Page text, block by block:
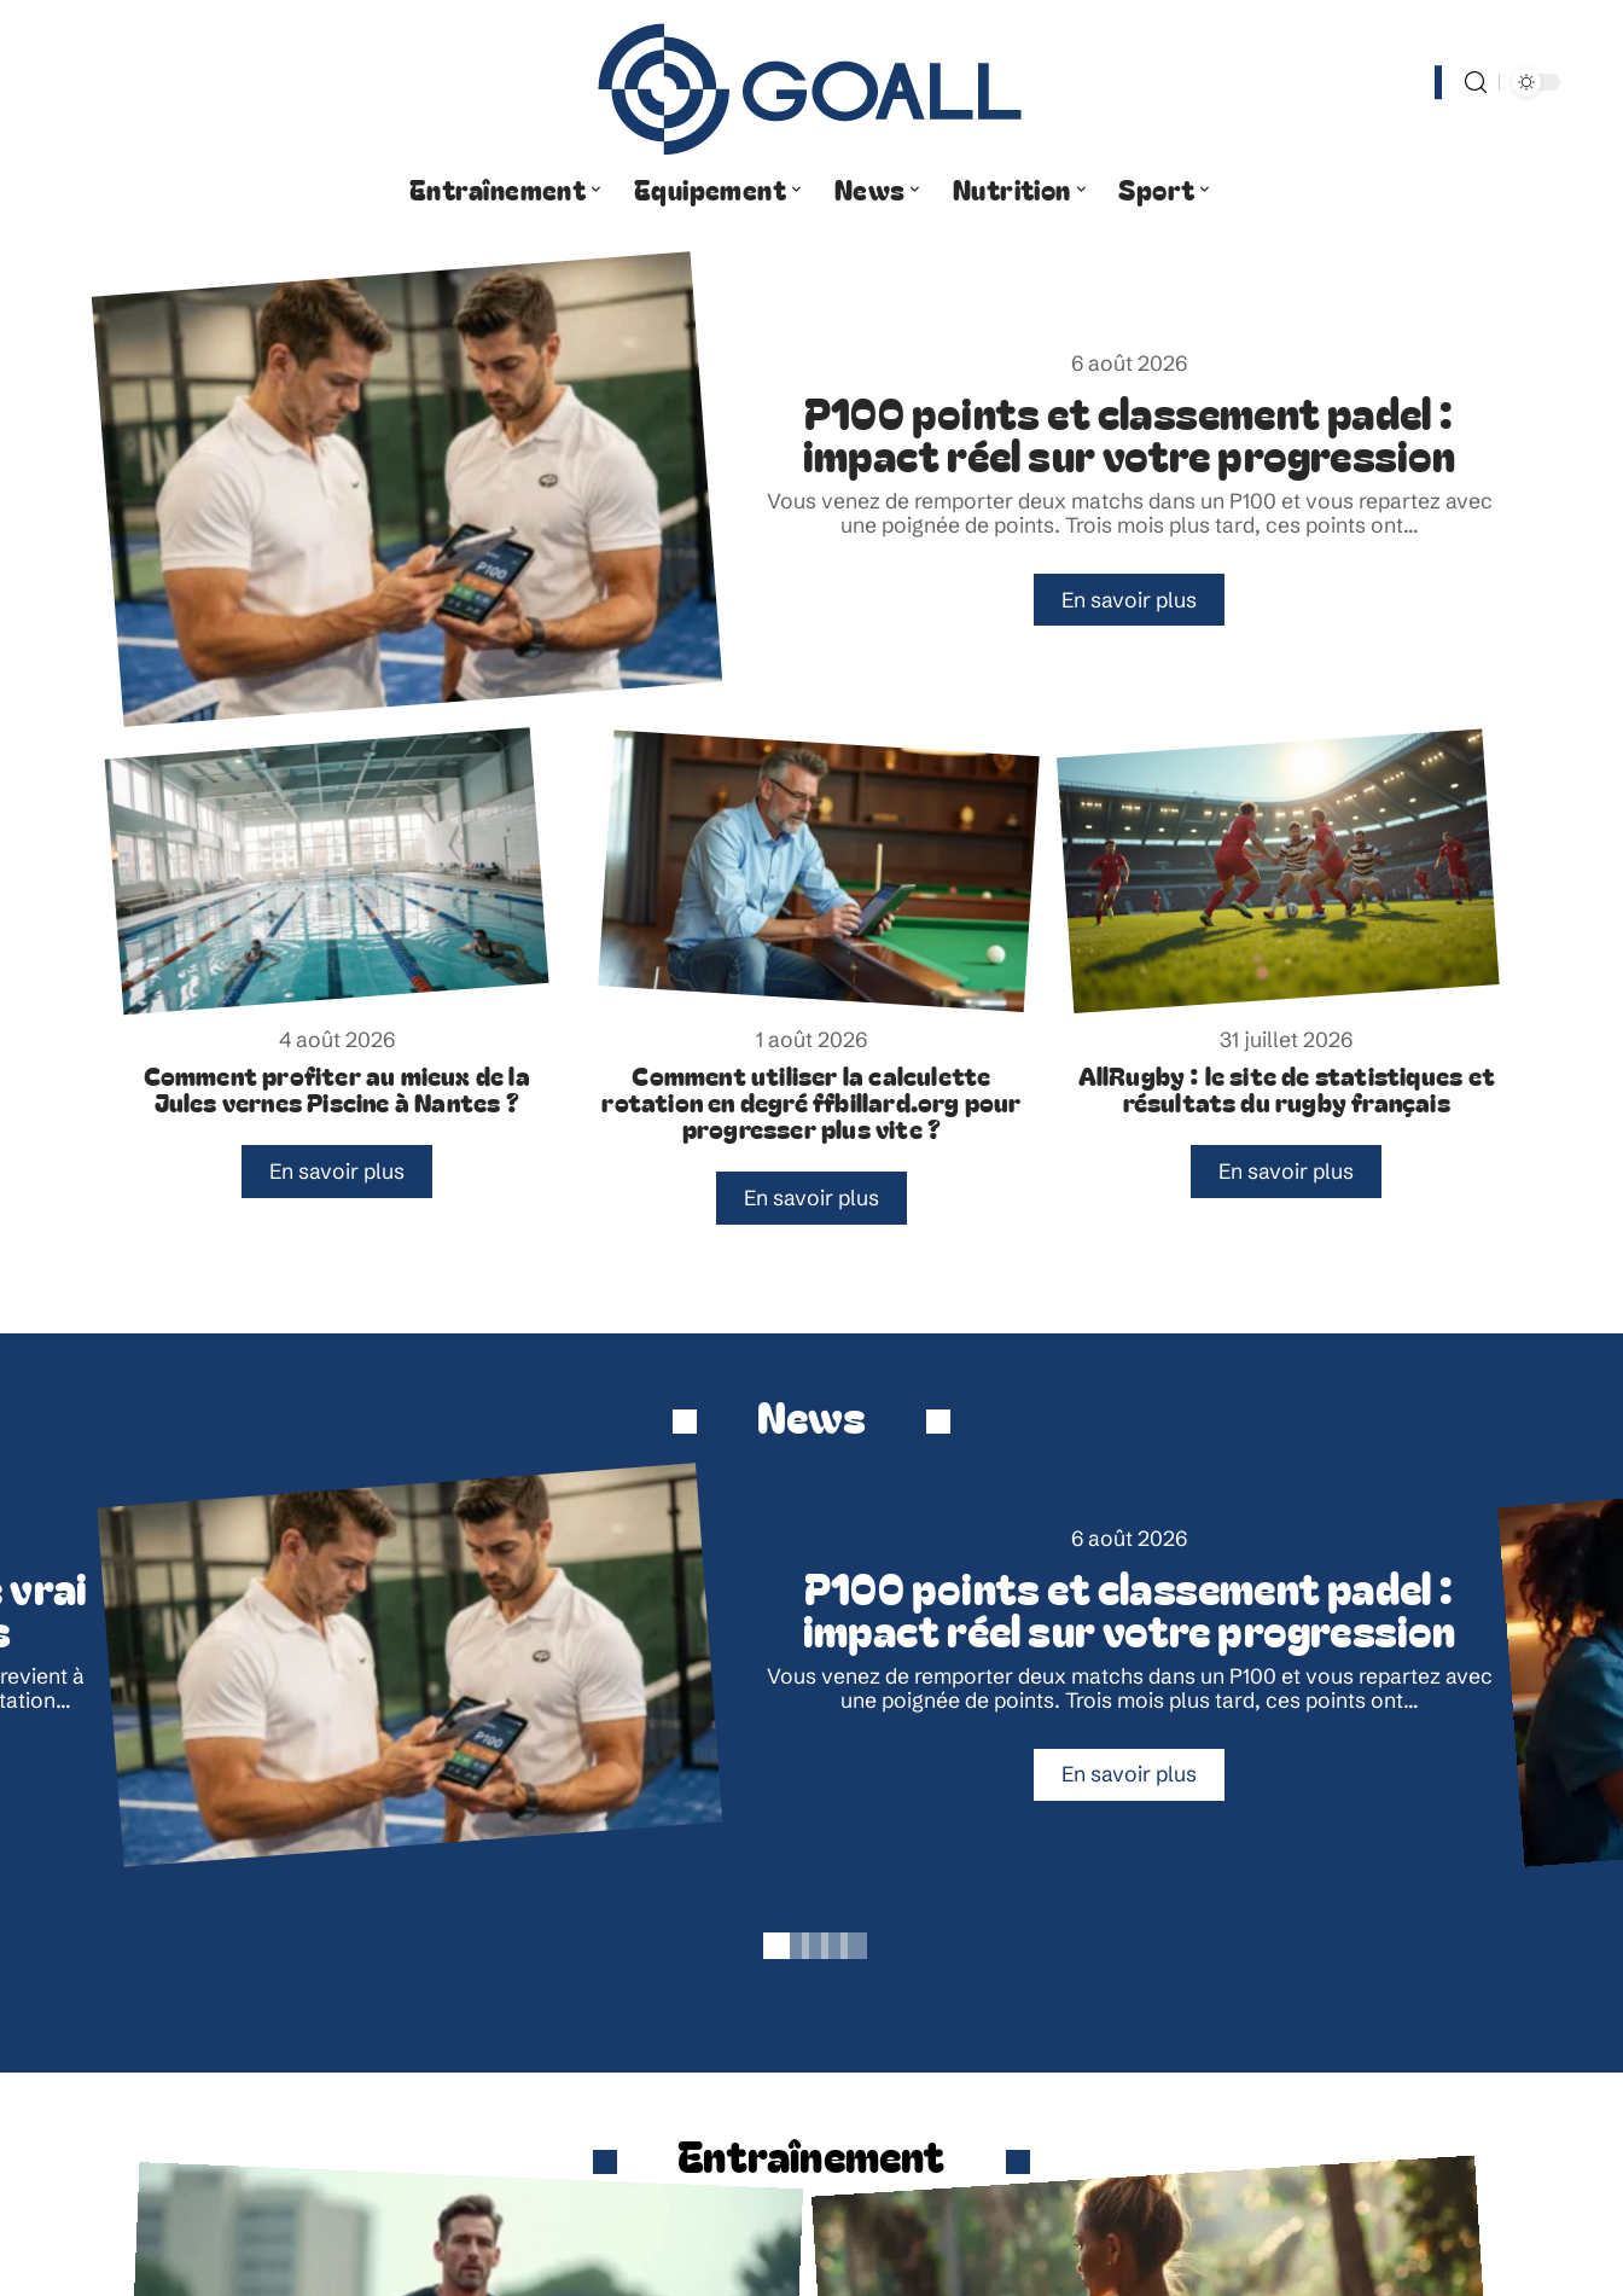
Entraînement Equipement News Nutrition Sport
6 août 2026
P100 points et classement padel :
impact réel sur votre progression
Vous venez de remporter deux matchs dans un P100 et vous repartez avec
une poignée de points. Trois mois plus tard, ces points ont…
En savoir plus
4 août 2026
Comment profiter au mieux de la
Jules vernes Piscine à Nantes ?
En savoir plus
1 août 2026
Comment utiliser la calculette
rotation en degré ffbillard.org pour
progresser plus vite ?
En savoir plus
31 juillet 2026
AllRugby : le site de statistiques et
résultats du rugby français
En savoir plus
News
vrai
à
…
6 août 2026
P100 points et classement padel :
impact réel sur votre progression
Vous venez de remporter deux matchs dans un P100 et vous repartez avec
une poignée de points. Trois mois plus tard, ces points ont…
En savoir plus
Entraînement